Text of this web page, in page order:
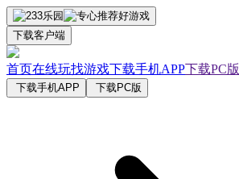
下载客户端
首页在线玩找游戏下载手机APP下载PC版
下载手机APP 下载PC版